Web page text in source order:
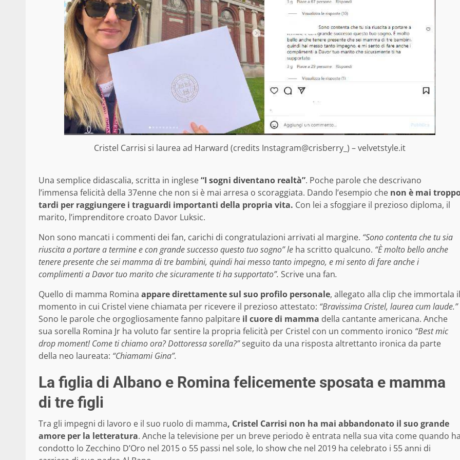
Cristel Carrisi si laurea ad Harward (credits Instagram@crisberry_) – velvetstyle.it
Una semplice didascalia, scritta in inglese“I sogni diventano realtà”. Poche parole che descrivano
l’immensa felicità della 37enne che non si è mai arresa o scoraggiata. Dando l’esempio che non è mai
tardi per raggiungere i traguardi importanti della propria vita. Con lei a sfoggiare il prezioso diploma, il
marito, l’imprenditore croato Davor Luksic.
Non sono mancati i commenti dei fan, carichi di congratulazioni arrivati al margine. “Sono contenta che tu sia
riuscita a portare a termine e con grande successo questo tuo sogno” le ha scritto qualcuno. “È molto bello anche
tenere presente che sei mamma di tre bambini, quindi hai messo tanto impegno, e mi sento di fare anche i
complimenti a Davor tuo marito che sicuramente ti ha supportato”. Scrive una fan.
Quello di mamma Romina appare direttamente sul suo profilo personale, allegato alla clip che immortala il
momento in cui Cristel viene chiamata per ricevere il prezioso attestato: “Bravissima Cristel, laurea cum laude.”
Sono le parole che orgogliosamente fanno palpitare il cuore di mamma della cantante americana. Anche
sua sorella Romina Jr ha voluto far sentire la propria felicità per Cristel con un commento ironico “Best mic
drop moment! Come ti chiamo ora? Dottoressa sorella?”seguito da una risposta altrettanto ironica da parte
della neo laureata: “Chiamami Gina”.
La figlia di Albano e Romina felicemente sposata e mamma
di tre figli
Tra gli impegni di lavoro e il suo ruolo di mamma, Cristel Carrisi non ha mai abbandonato il suo grande
amore per la letteratura. Anche la televisione per un breve periodo è entrata nella sua vita come quando
condotto lo Zecchino D’Oro nel 2015 o 55 passi nel sole, lo show che nel 2019 ha celebrato i 55 anni di